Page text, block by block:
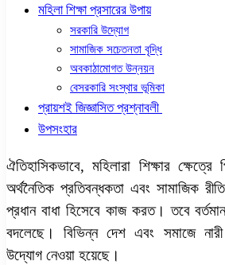
মহিলা শিক্ষা প্রসারের উপায়
সরকারি উদ্যোগ
সামাজিক সচেতনতা বৃদ্ধি
অবকাঠামোগত উন্নয়ন
বেসরকারি সংস্থার ভূমিকা
প্রায়শই জিজ্ঞাসিত প্রশ্নাবলী
উপসংহার
ঐতিহাসিকভাবে, মহিলারা শিক্ষার
অর্থনৈতিক প্রতিবন্ধকতা এবং সামাজিক
প্রধান বাধা হিসেবে কাজ করত। তবে
বদলেছে। বিভিন্ন দেশ এবং সমাজে নারী
উদ্যোগ নেওয়া হয়েছে।